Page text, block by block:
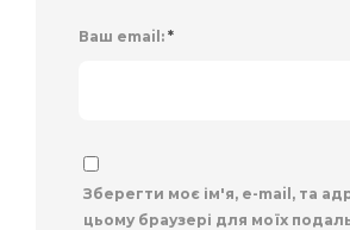
Ваш email: *
Зберегти моє ім'я, e-mail, та
цьому браузері для моїх